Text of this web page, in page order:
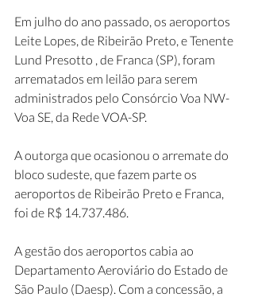
Em julho do ano passado, os aeroportos
Leite Lopes, de Ribeirão Preto, e Tenente
Lund Presotto , de Franca (SP), foram
arrematados em leilão para serem
administrados pelo Consórcio Voa NW-
Voa SE, da Rede VOA-SP.
A outorga que ocasionou o arremate do
bloco sudeste, que fazem parte os
aeroportos de Ribeirão Preto e Franca,
foi de R$ 14.737.486.
A gestão dos aeroportos cabia ao
Departamento Aeroviário do Estado de
São Paulo (Daesp). Com a concessão, a